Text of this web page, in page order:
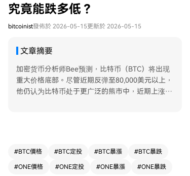
究竟能跌多低？
bitcoinist發佈於 2026-05-15更新於 2026-05-15
文章摘要
加密货币分析师Bee预测，比特币（BTC）将出现
重大价格底部。尽管近期反弹至80,000美元以上，
他仍认为比特币处于更广泛的熊市中，近期上涨可
其历史周期底部仅“一步之遥”。他的图表分析显
后，比特币在一个更广泛的下降通道内形成了多个
#BTC價格 #BTC定投 #BTC暴漲 #BTC暴跌
#ONE價格 #ONE定投 #ONE暴漲 #ONE暴跌